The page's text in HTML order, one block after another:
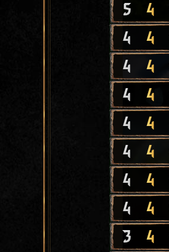
5 4
4 4
4 4
4 4
4 4
4 4
4 4
4 4
3 4